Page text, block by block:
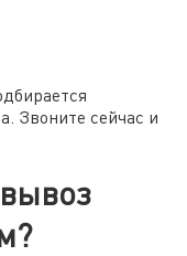
Звоните сейчас и